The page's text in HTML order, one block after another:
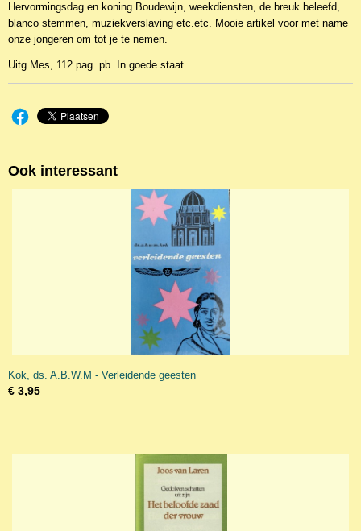
Hervormingsdag en koning Boudewijn, weekdiensten, de breuk beleefd,
blanco stemmen, muziekverslaving etc.etc. Mooie artikel voor met name
onze jongeren om tot je te nemen.
Uitg.Mes, 112 pag. pb. In goede staat
Ook interessant
Kok, ds. A.B.W.M - Verleidende geesten
€ 3,95